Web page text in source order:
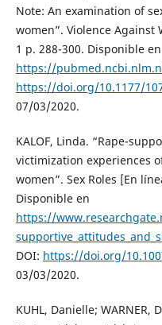
Note: An examination of
women”. Violence Against
1 p. 288-300. Disponible en
https://
https://doi.org/10.1177/
07/03/2020.
KALOF, Linda. “Rape-
victimization experiences
women”. Sex Roles [En
Disponible en
https://
DOI: https://doi.org/
03/03/2020.
KUHL, Danielle; WARNER,